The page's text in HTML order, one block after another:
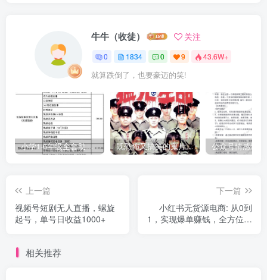
牛牛（收徒） 关注
0 1834 0 9 43.6W+
就算跌倒了，也要豪迈的笑!
小学1-6年级全套助学资源包（9000GB）(超值的精品资源-会员也需单独购买哦) 既恐怖又搞笑的鬼片（10部猛鬼恐怖片都是喜剧片）
上一篇
视频号短剧无人直播，螺旋
起号，单号日收益1000+
下一篇
小红书无货源电商: 从0到
1，实现爆单赚钱，全方位教
相关推荐